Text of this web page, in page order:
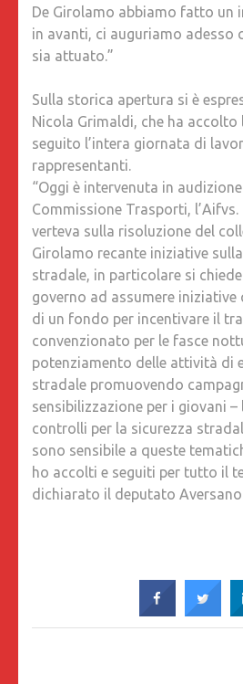
De Girolamo abbiamo fatto un
in avanti, ci auguriamo adesso
sia attuato.”
Sulla storica apertura si è
Nicola Grimaldi, che ha accolto
seguito l’intera giornata di
rappresentanti.
“Oggi è intervenuta in
Commissione Trasporti,
verteva sulla risoluzione del
Girolamo recante iniziative
stradale, in particolare si
governo ad assumere
di un fondo per incentivare il
convenzionato per le fasce
potenziamento delle attività di
stradale promuovendo
sensibilizzazione per i giovani –
controlli per la sicurezza
sono sensibile a queste
ho accolti e seguiti per tutto il
dichiarato il deputato